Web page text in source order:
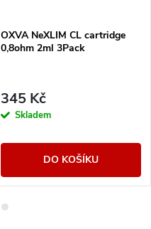
OXVA NeXLIM CL cartridge
0,8ohm 2ml 3Pack
345 Kč
Skladem
DO KOŠÍKU